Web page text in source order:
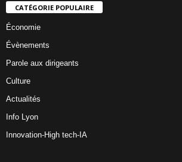
CATÉGORIE POPULAIRE
Économie
Évènements
Parole aux dirigeants
Culture
Actualités
Info Lyon
Innovation-High tech-IA